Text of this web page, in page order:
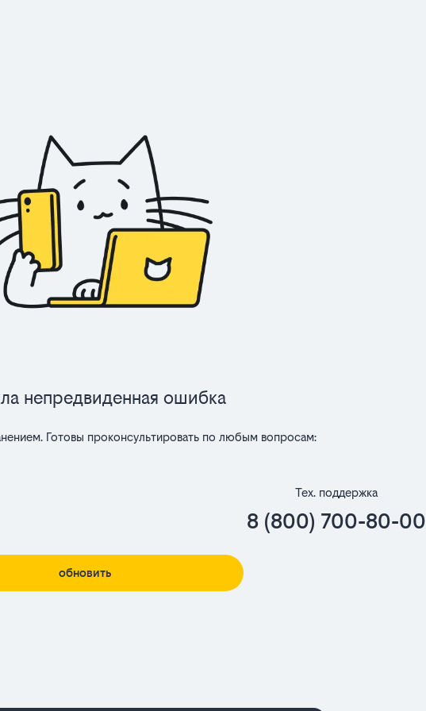
непредвиденная ошибка
Готовы проконсультировать по любым вопросам:
Тех. поддержка
8 (800) 700-80-00
обновить